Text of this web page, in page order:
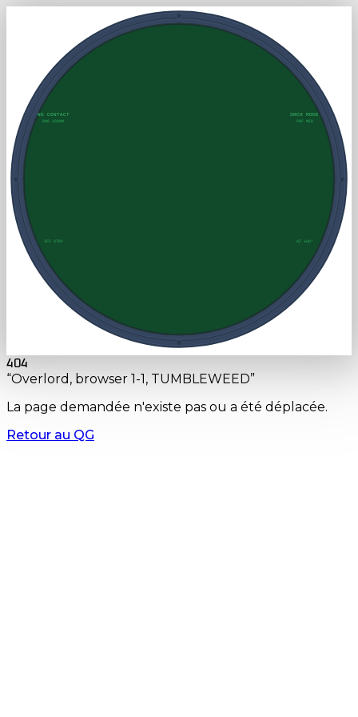
NO CONTACT
RNG 200NM
SRCH MODE
PRF MED
IFF STBY AZ ±60°
404
“Overlord, browser 1-1, TUMBLEWEED”
La page demandée n'existe pas ou a été déplacée.
Retour au QG